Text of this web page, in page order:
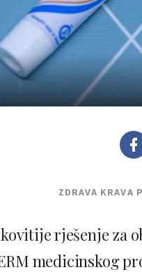
ZDRAVA KRAVA
rješenje za
medicinskog